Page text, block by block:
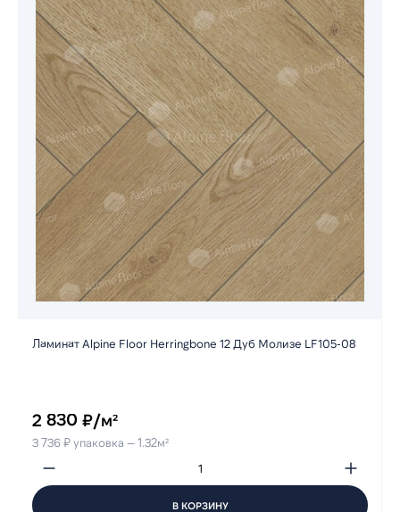
Ламинат Alpine Floor Herringbone 12 Дуб Молизе LF105-08
2 830 ₽/м²
3 736 ₽ упаковка — 1.32м²
В КОРЗИНУ